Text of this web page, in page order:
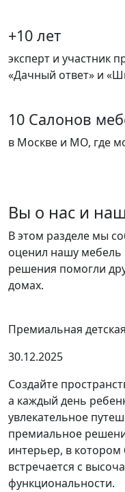
+10 лет
эксперт и участник
«Дачный ответ» и
10 Салонов
в Москве и МО, где
Вы о нас и
В этом разделе мы
оценил нашу мебель
решения помогли
домах.
Премиальная
30.12.2025
Создайте
а каждый день
увлекательное
премиальное
интерьер, в
встречается с
функциональности.